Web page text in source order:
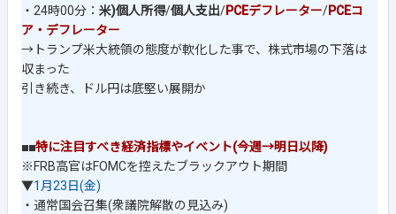
・24時00分： 米)個人所得/個人支出/PCEデフレーター/PCEコ
ア・デフレーター
→トランプ米大統領の態度が軟化した事で、株式市場の下落は
収まった
引き続き、ドル円は底堅い展開か
■■特に注目すべき経済指標やイベント(今週→明日以降)
※FRB高官はFOMCを控えたブラックアウト期間
▼1月23日(金)
・通常国会召集(衆議院解散の見込み)